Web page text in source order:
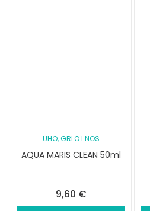
UHO, GRLO I NOS
AQUA MARIS CLEAN 50ml
9,60 €